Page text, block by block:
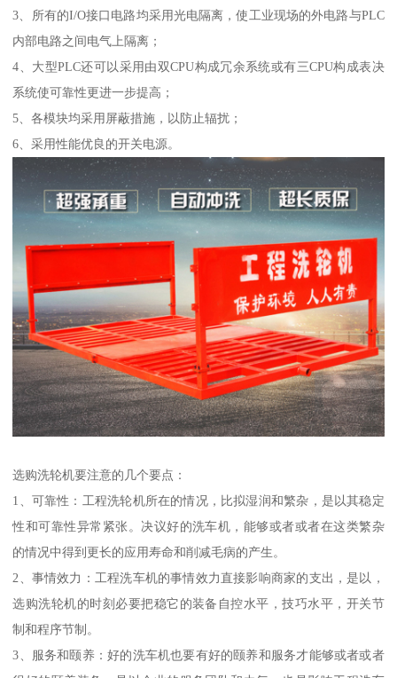
3、所有的I/O接口电路均采用光电隔离，使工业现场的外电路与PLC
内部电路之间电气上隔离；
4、大型PLC还可以采用由双CPU构成冗余系统或有三CPU构成表决
系统使可靠性更进一步提高；
5、各模块均采用屏蔽措施，以防止辐扰；
6、采用性能优良的开关电源。
选购洗轮机要注意的几个要点：
1、可靠性：工程洗轮机所在的情况，比拟湿润和繁杂，是以其稳定
性和可靠性异常紧张。决议好的洗车机，能够或者或者在这类繁杂
的情况中得到更长的应用寿命和削减毛病的产生。
2、事情效力：工程洗车机的事情效力直接影响商家的支出，是以，
选购洗轮机的时刻必要把稳它的装备自控水平，技巧水平，开关节
制和程序节制。
3、服务和颐养：好的洗车机也要有好的颐养和服务才能够或者或者